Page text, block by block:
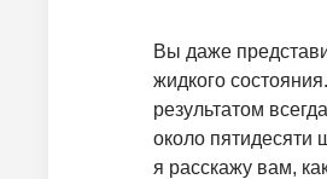
Вы даже
жидкого
результатом
около пятидесяти
я расскажу вам,